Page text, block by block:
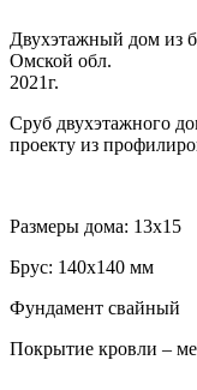
Двухэтажный дом из
Омской обл.
2021г.
Сруб двухэтажного
проекту из
Размеры дома: 13х15
Брус: 140х140 мм
Фундамент свайный
Покрытие кровли –